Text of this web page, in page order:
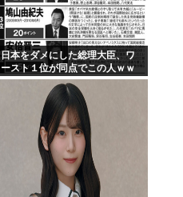
日本をダメにした総理大臣、ワ
ースト１位が同点でこの人ｗｗ
ｗｗｗｗ